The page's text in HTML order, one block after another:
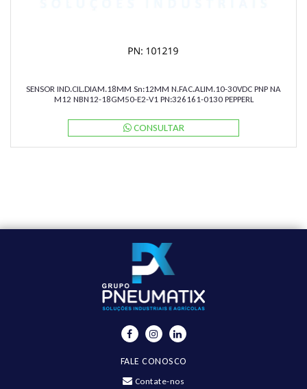
SENSOR IND.CIL.DIAM.18MM Sn:12MM N.FAC.ALIM.10-30VDC PNP NA
M12 NBN12-18GM50-E2-V1 PN:326161-0130 PEPPERL
CONSULTAR
FALE CONOSCO
Contate-nos